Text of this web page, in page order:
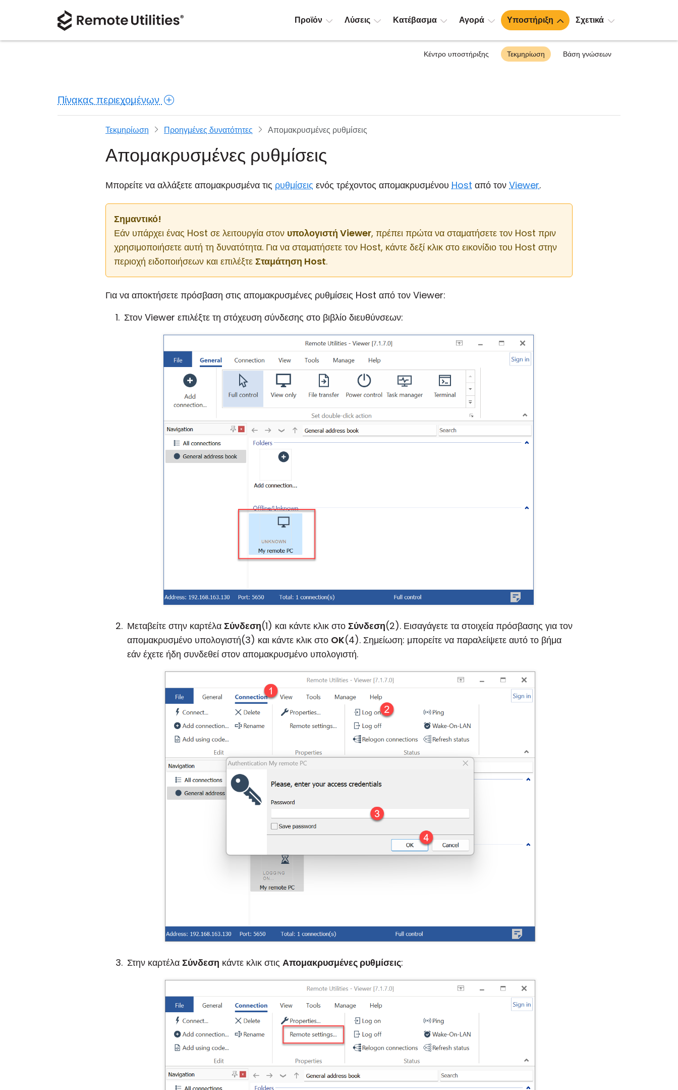
Προϊόν Λύσεις Κατέβασμα Αγορά Υποστήριξη Σχετικά
Κέντρο υποστήριξης Τεκμηρίωση Βάση γνώσεων
Πίνακας περιεχομένων
Τεκμηρίωση Προηγμένες δυνατότητες Απομακρυσμένες ρυθμίσεις
Απομακρυσμένες ρυθμίσεις
Μπορείτε να αλλάξετε απομακρυσμένα τις ρυθμίσεις ενός τρέχοντος απομακρυσμένου Host από τον Viewer.
Σημαντικό!
Εάν υπάρχει ένας Host σε λειτουργία στον υπολογιστή Viewer, πρέπει πρώτα να σταματήσετε τον Host πριν
χρησιμοποιήσετε αυτή τη δυνατότητα. Για να σταματήσετε τον Host, κάντε δεξί κλικ στο εικονίδιο του Host στην
περιοχή ειδοποιήσεων και επιλέξτε Σταμάτηση Host.
Για να αποκτήσετε πρόσβαση στις απομακρυσμένες ρυθμίσεις Host από τον Viewer:
Στον Viewer επιλέξτε τη στόχευση σύνδεσης στο βιβλίο διευθύνσεων:
Μεταβείτε στην καρτέλα Σύνδεση(1) και κάντε κλικ στο Σύνδεση(2). Εισαγάγετε τα στοιχεία πρόσβασης για τον
απομακρυσμένο υπολογιστή(3) και κάντε κλικ στο OK(4). Σημείωση: μπορείτε να παραλείψετε αυτό το βήμα
εάν έχετε ήδη συνδεθεί στον απομακρυσμένο υπολογιστή.
Στην καρτέλα Σύνδεση κάντε κλικ στις Απομακρυσμένες ρυθμίσεις: